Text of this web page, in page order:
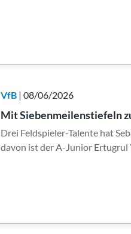
VfB | 08/06/2026
Mit Siebenmeilenstiefeln
Drei Feldspieler-Talente hat
davon ist der A-Junior Ertugrul